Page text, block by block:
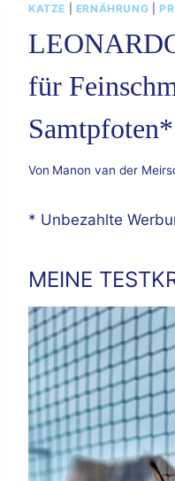
KATZE ERNÄHRUNG
für
Samtpfoten*
Von Manon van der
* Unbezahlte
MEINE